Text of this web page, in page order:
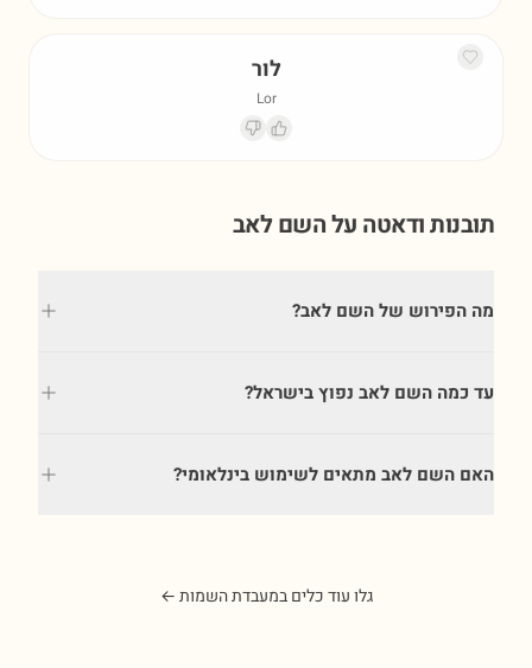
לור
Lor
תובנות ודאטה על השםלאב
מה הפירוש של השם לאב?
עד כמה השם לאב נפוץ בישראל?
האם השם לאב מתאים לשימוש בינלאומי?
גלו עוד כלים במעבדת השמות ←